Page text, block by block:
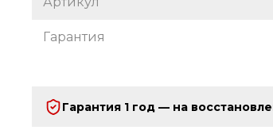
Гарантия
Гарантия 1 год — на